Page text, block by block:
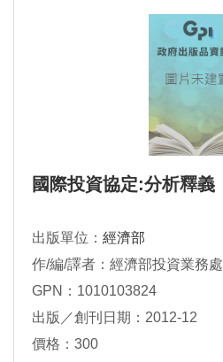
國際投資協定:分析釋義
出版單位： 經濟部
作/編/譯者：經濟部投資業務處
GPN：1010103824
出版／創刊日期：2012-12
價格：300